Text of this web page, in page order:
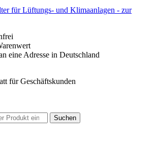
eine Adresse in Deutschland
für Geschäftskunden
Suchen